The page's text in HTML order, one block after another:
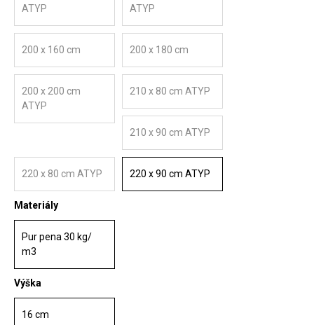
ATYP
ATYP
200 x 160 cm 200 x 180 cm
200 x 200 cm
ATYP
210 x 80 cm ATYP
210 x 90 cm ATYP
220 x 80 cm ATYP 220 x 90 cm ATYP
Materiály
Pur pena 30 kg/
m3
Výška
16 cm